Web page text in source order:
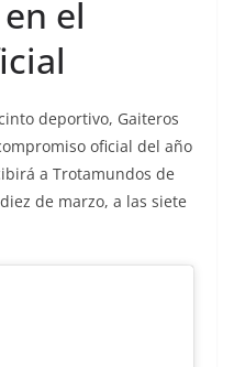
el
deportivo, Gaiteros
oficial del año
a Trotamundos de
de marzo, a las siete